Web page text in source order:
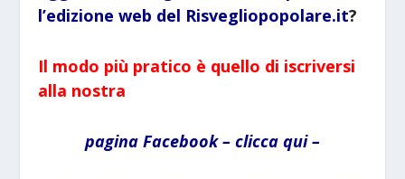
l’edizione web del Risvegliopopolare.it?
Il modo più pratico è quello di iscriversi
alla nostra
pagina Facebook – clicca qui –